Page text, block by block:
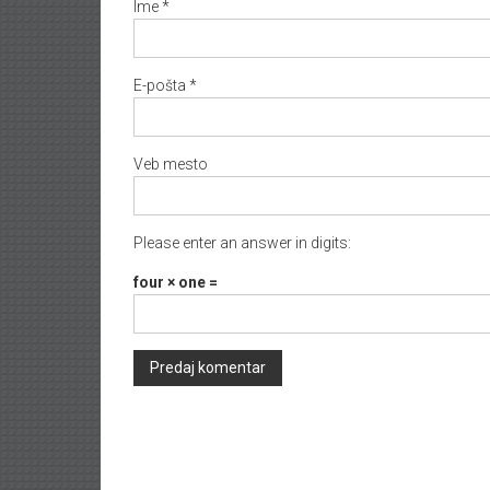
Ime*
E-pošta *
Veb mesto
Please enter an answer in digits:
four × one =